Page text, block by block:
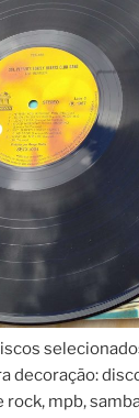
decoração:
rock, mpb,